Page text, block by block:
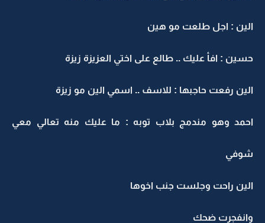
الين : اجل طلعت مو هين
حسين : افأ عليك .. طالع على اختي العزيزة زيزة
الين رفعت حاجبها : للاسف .. اسمي الين مو زيزة
احمد وهو مندمج بلاب توبه : ما عليك منه تعالي معي
شوفي
الين راحت وجلست جنب اخوها
وانفجرت ضحك